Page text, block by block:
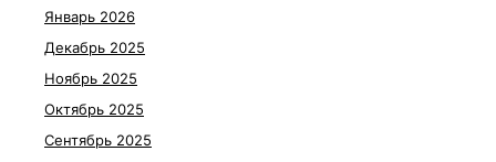
Январь 2026
Декабрь 2025
Ноябрь 2025
Октябрь 2025
Сентябрь 2025